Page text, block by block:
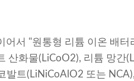
서 "원통형 리튬 이온 배
산화물(LiCoO2), 리튬 망간
트(LiNiCoAlO2 또는